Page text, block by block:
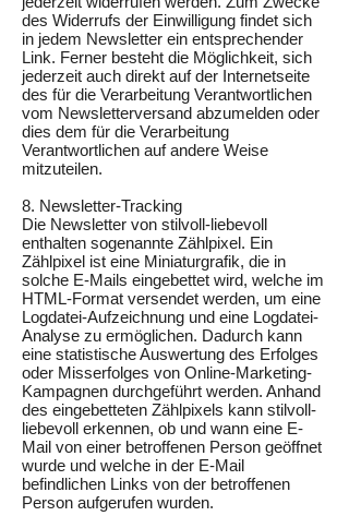
des Widerrufs der Einwilligung findet sich
in jedem Newsletter ein entsprechender
Link. Ferner besteht die Möglichkeit, sich
jederzeit auch direkt auf der Internetseite
des für die Verarbeitung Verantwortlichen
vom Newsletterversand abzumelden oder
dies dem für die Verarbeitung
Verantwortlichen auf andere Weise
mitzuteilen.
8. Newsletter-Tracking
Die Newsletter von stilvoll-liebevoll
enthalten sogenannte Zählpixel. Ein
Zählpixel ist eine Miniaturgrafik, die in
solche E-Mails eingebettet wird, welche im
HTML-Format versendet werden, um eine
Logdatei-Aufzeichnung und eine Logdatei-
Analyse zu ermöglichen. Dadurch kann
eine statistische Auswertung des Erfolges
oder Misserfolges von Online-Marketing-
Kampagnen durchgeführt werden. Anhand
des eingebetteten Zählpixels kann stilvoll-
liebevoll erkennen, ob und wann eine E-
Mail von einer betroffenen Person geöffnet
wurde und welche in der E-Mail
befindlichen Links von der betroffenen
Person aufgerufen wurden.